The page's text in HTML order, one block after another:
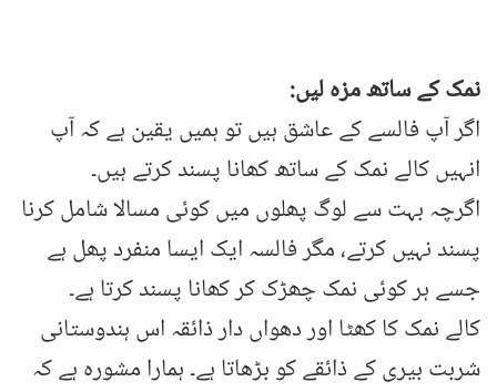
نمک کے ساتھ مزہ لیں:
اگر آپ فالسے کے عاشق ہیں تو ہمیں یقین ہے کہ آپ
انہیں کالے نمک کے ساتھ کھانا پسند کرتے ہیں۔
اگرچہ بہت سے لوگ پھلوں میں کوئی مسالا شامل کرنا
پسند نہیں کرتے، مگر فالسہ ایک ایسا منفرد پھل ہے
جسے ہر کوئی نمک چھڑک کر کھانا پسند کرتا ہے۔
کالے نمک کا کھٹا اور دھواں دار ذائقہ اس ہندوستانی
شربت بیری کے ذائقے کو بڑھاتا ہے۔ ہمارا مشورہ ہے کہ